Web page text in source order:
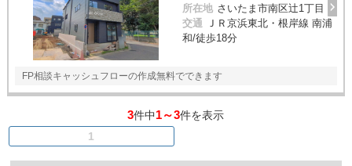
所在地 さいたま市南区辻1丁目
交通
ＪＲ京浜東北・根岸線 南浦
和/徒歩18分
FP相談キャッシュフローの作成無料でできます
3件中1～3件を表示
1